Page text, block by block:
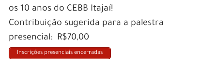
os 10 anos do CEBB Itajaí!
Contribuição sugerida para a palestra
presencial: R$70,00
Inscrições presenciais encerradas